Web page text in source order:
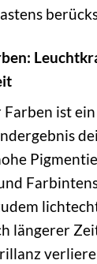
ist
längerer